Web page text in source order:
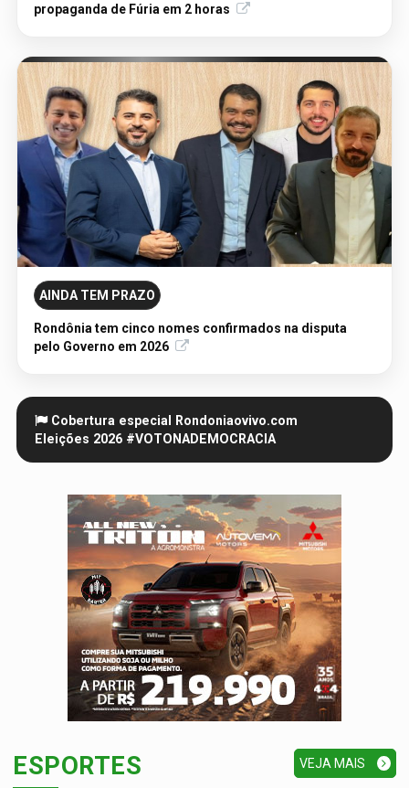
04/08/2026 - Publicação Legal
RODRIGO SANCHEZ RIBEIRO
06/08/2026 - Publicação Legal
CONVOCAÇÃO DAS ELEIÇÕES: SEATER/RO
propaganda de Fúria em 2 horas
AINDA TEM PRAZO
Rondônia tem cinco nomes confirmados na disputa
pelo Governo em 2026
Cobertura especial Rondoniaovivo.com
Eleições 2026 #VOTONADEMOCRACIA
ESPORTES VEJA MAIS